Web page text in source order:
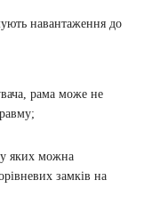
навантаження до
рама може не
яких можна
замків на